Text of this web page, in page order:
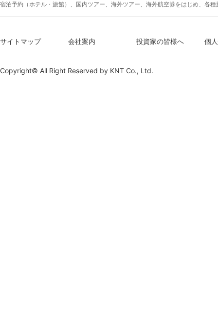
宿泊予約（ホテル・旅館）、国内ツアー、海外ツアー、海外航空券をはじめ、各
サイトマップ 会社案内 投資家の皆様へ 個
Copyright© All Right Reserved by KNT Co., Ltd.